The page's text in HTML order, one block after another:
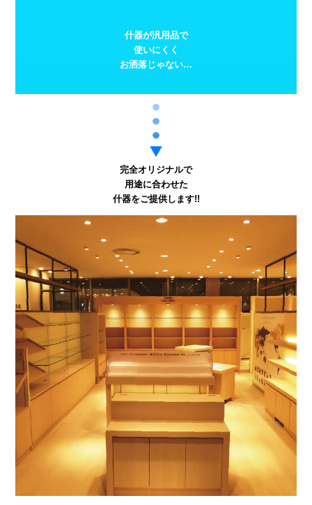
什器が汎用品で
使いにくく
お洒落じゃない…
完全オリジナルで
用途に合わせた
什器をご提供します!!